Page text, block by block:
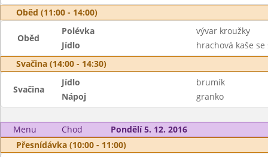
Oběd (11:00 - 14:00)
Oběd
Polévka
vývar kroužky
Jídlo
hrachová kaše
Svačina (14:00 - 14:30)
Svačina
Jídlo
brumík
Nápoj
granko
Menu Chod
Pondělí 5. 12. 2016
Přesnídávka (10:00 - 11:00)